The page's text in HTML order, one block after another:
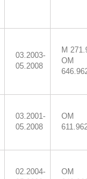
03.2003-
05.2008
M
OM
03.2001-
05.2008
OM
02.2004-
OM